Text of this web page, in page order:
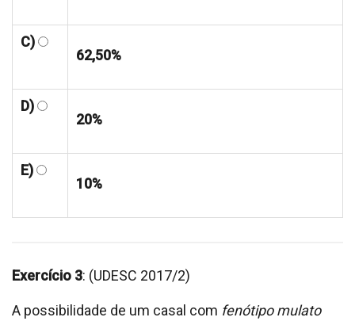
C)
62,50%
D)
20%
E)
10%
Exercício 3: (UDESC 2017/2)
A possibilidade de um casal com fenótipo mulato